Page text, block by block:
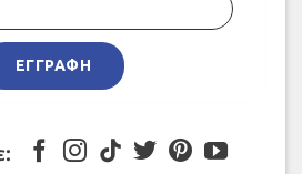
ΕΓΓΡΑΦΉ